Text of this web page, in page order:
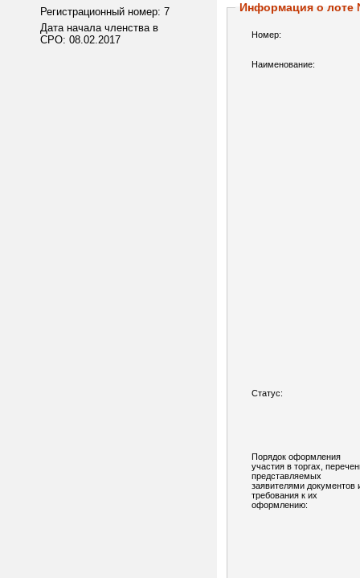
Регистрационный номер: 7
Дата начала членства в
СРО: 08.02.2017
Информация о лоте
Номер:
Наименование:
Статус:
Порядок оформления
участия в торгах,
представляемых
заявителями документов
требования к их
оформлению: